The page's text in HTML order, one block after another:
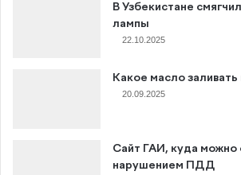
В Узбекистане
лампы
22.10.2025
Какое масло
20.09.2025
Сайт ГАИ, куда можно
нарушением ПДД